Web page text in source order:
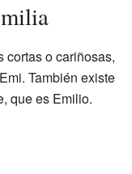
cortas o cariñosas,
También existe
que es Emilio.